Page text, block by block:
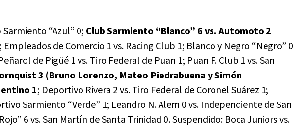
“Azul” 0; Club Sarmiento “Blanco” 6 vs. Automoto 2
; Empleados de Comercio 1 vs. Racing Club 1; Blanco y Negro “Negro” 0
de Pigüé 1 vs. Tiro Federal de Puan 1; Puan F. Club 1 vs. San
3 (Bruno Lorenzo, Mateo Piedrabuena y Simón
1; Deportivo Rivera 2 vs. Tiro Federal de Coronel Suárez 1;
Sarmiento “Verde” 1; Leandro N. Alem 0 vs. Independiente de San
6 vs. San Martín de Santa Trinidad 0. Suspendido: Boca Juniors vs.